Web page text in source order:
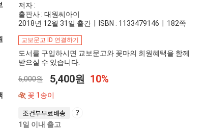
저자 :
출판사 : 대원씨아이
2018년 12월 31일 출간 | ISBN : 1133479146 | 182쪽
교보문고 ID 연결하기
도서를 구입하시면 교보문고와 꽃마의 회원혜택을 함께
받으실 수 있습니다.
6,000원 5,400원 10%
꽃 1송이
조건부무료배송
1일 이내 출고